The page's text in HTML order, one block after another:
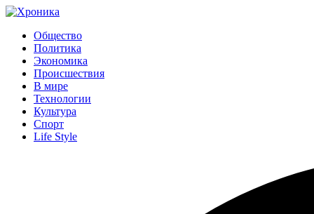
Общество
Политика
Экономика
Происшествия
В мире
Технологии
Культура
Спорт
Life Style